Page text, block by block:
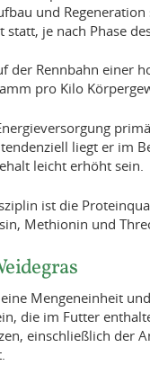
und
statt, je nach Phase
der Rennbahn einer
pro Kilo
liegt er im
leicht erhöht sein.
ist die
Methionin und
eine Mengeneinheit
die im Futter
einschließlich der